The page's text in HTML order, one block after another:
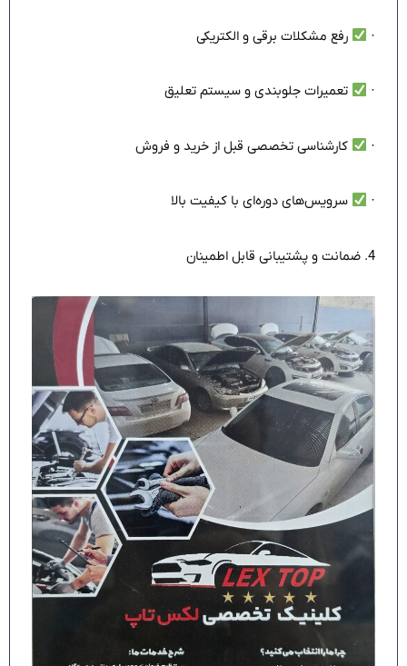
· رفع مشکلات برقی و الکتریکی
· تعمیرات جلوبندی و سیستم تعلیق
· کارشناسی تخصصی قبل از خرید و فروش
· سرویس‌های دوره‌ای با کیفیت بالا
4. ضمانت و پشتیبانی قابل اطمینان